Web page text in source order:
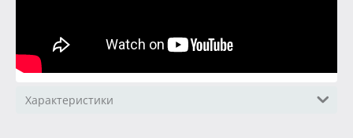
Характеристики